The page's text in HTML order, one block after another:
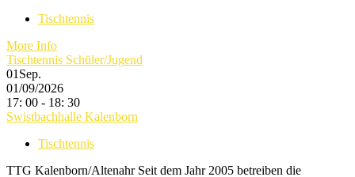
Tischtennis
More Info
Tischtennis Schüler/Jugend
01 Sep.
01/09/2026
17: 00 - 18: 30
Swistbachhalle Kalenborn
Tischtennis
TTG Kalenborn/Altenahr Seit dem Jahr 2005 betreiben die